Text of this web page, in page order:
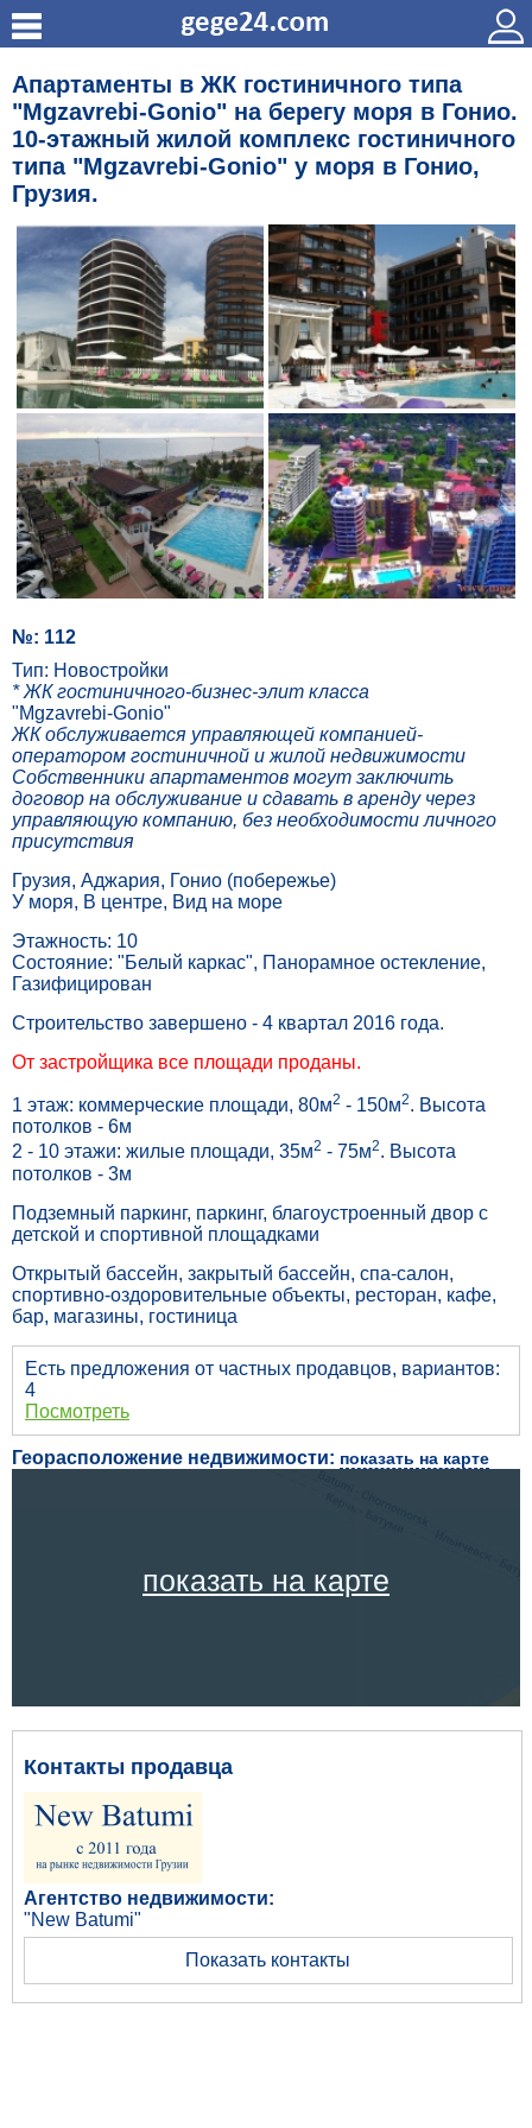
Апартаменты в ЖК гостиничного типа
"Mgzavrebi-Gonio" на берегу моря в Гонио.
10-этажный жилой комплекс гостиничного
типа "Mgzavrebi-Gonio" у моря в Гонио,
Грузия.
№: 112
Тип: Новостройки
* ЖК гостиничного-бизнес-элит класса
"Mgzavrebi-Gonio"
ЖК обслуживается управляющей компанией-
оператором гостиничной и жилой недвижимости
Собственники апартаментов могут заключить
договор на обслуживание и сдавать в аренду через
управляющую компанию, без необходимости личного
присутствия
Грузия, Аджария, Гонио (побережье)
У моря, В центре, Вид на море
Этажность: 10
Состояние: "Белый каркас", Панорамное остекление,
Газифицирован
Строительство завершено - 4 квартал 2016 года.
От застройщика все площади проданы.
1 этаж: коммерческие площади, 80м2 - 150м2. Высота
потолков - 6м
2 - 10 этажи: жилые площади, 35м2 - 75м2. Высота
потолков - 3м
Подземный паркинг, паркинг, благоустроенный двор с
детской и спортивной площадками
Открытый бассейн, закрытый бассейн, спа-салон,
спортивно-оздоровительные объекты, ресторан, кафе,
бар, магазины, гостиница
Есть предложения от частных продавцов, вариантов:
4
Посмотреть
Георасположение недвижимости: показать на карте
показать на карте
Контакты продавца
Агентство недвижимости:
"New Batumi"
Показать контакты